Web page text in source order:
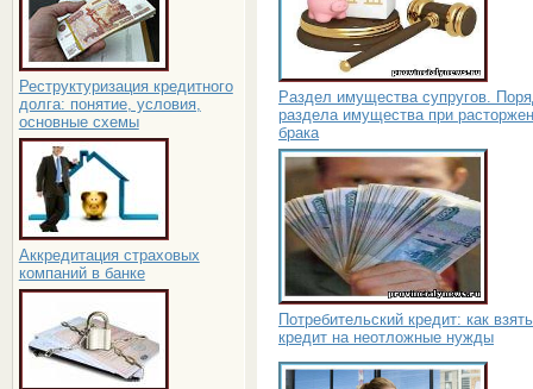
Реструктуризация кредитного
долга: понятие, условия,
основные схемы
Аккредитация страховых
компаний в банке
Раздел имущества супругов.
раздела имущества при
брака
Потребительский кредит: как взять
кредит на неотложные нужды